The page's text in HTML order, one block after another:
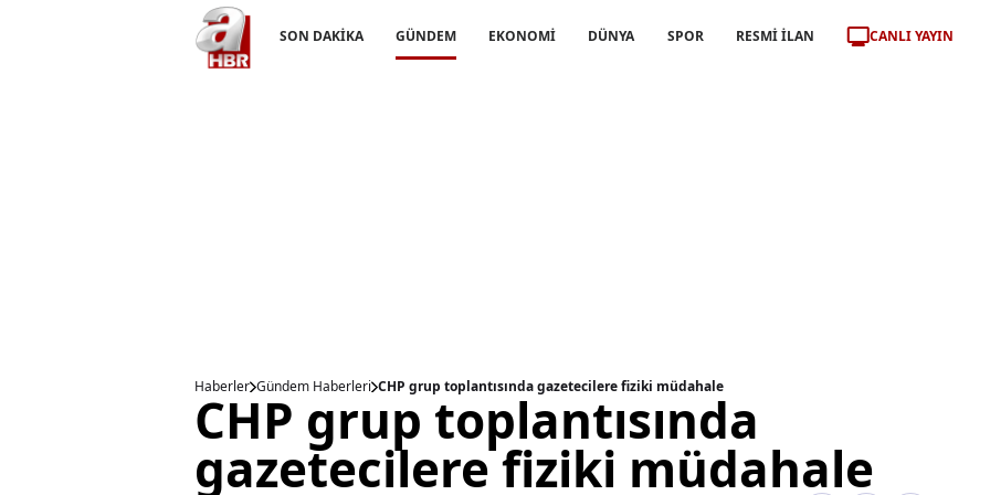
SON DAKİKA GÜNDEM EKONOMİ DÜNYA SPOR RESMİ İLAN CANLI YAYIN
Haberler Gündem Haberleri CHP grup toplantısında gazetecilere fiziki müdahale
CHP grup toplantısında
gazetecilere fiziki müdahale